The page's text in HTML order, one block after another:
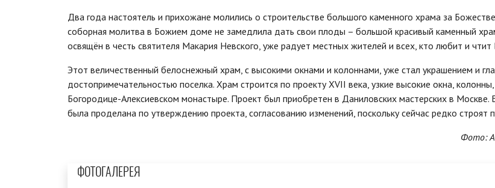
Два года настоятель и прихожане молились о строительстве большого каменного храма за
соборная молитва в Божием доме не замедлила дать свои плоды – большой красивый каменный
освящён в честь святителя Макария Невского, уже радует местных жителей и всех, кто любит и чтит
Этот величественный белоснежный храм, с высокими окнами и колоннами, уже стал украшением и
достопримечательностью поселка. Храм строится по проекту XVII века, узкие высокие окна,
Богородице-Алексиевском монастыре. Проект был приобретен в Даниловских мастерских в Москве.
была проделана по утверждению проекта, согласованию изменений, поскольку сейчас редко
Фото:
ФОТОГАЛЕРЕЯ